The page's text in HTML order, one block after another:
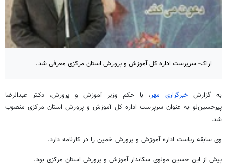
اراک- سرپرست اداره کل آموزش و پرورش استان مرکزی معرفی شد.
به گزارشخبرگزاری مهر، با حکم وزیر آموزش و پرورش، دکتر عبدالرضا
پیرحسین‌لو به عنوان سرپرست اداره کل آموزش و پرورش استان مرکزی منصوب
شد.
وی سابقه ریاست اداره آموزش و پرورش خمین را در کارنامه دارد.
پیش از این حسین مولوی سکاندار آموزش و پرورش استان مرکزی بود.